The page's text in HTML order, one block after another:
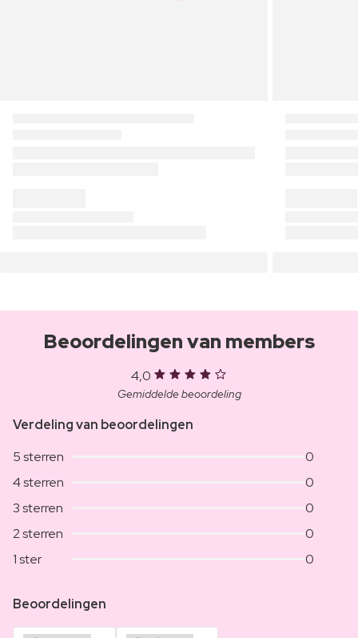
Beoordelingen van members
4,0
Gemiddelde beoordeling
Verdeling van beoordelingen
5 sterren
0
4 sterren
0
3 sterren
0
2 sterren
0
1 ster
0
Beoordelingen